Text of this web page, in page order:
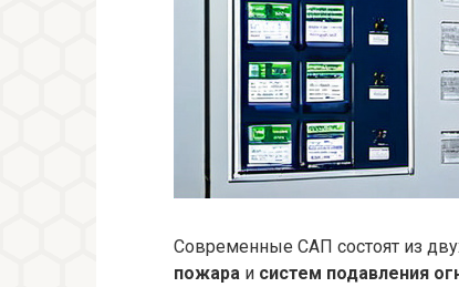
Современные САП состоят из
пожара и систем подавления